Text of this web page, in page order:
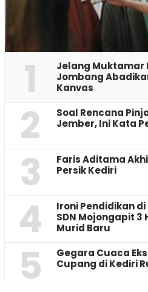
1
Jelang Muktamar
Jombang
Kanvas
2
‎Soal Rencana
Jember, Ini Kata
3
Faris Aditama
Persik Kediri
4
Ironi Pendidikan
SDN Mojongapit 3
Murid Baru
5
‎Gegara Cuaca
Cupang di Kediri